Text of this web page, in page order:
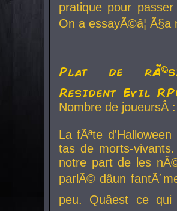
pratique pour
On a essayÃ©â¦
Plat de
Resident Evil
Nombre de
La fÃªte
tas de morts-
notre part de les
parlÃ© dâun
peu. Quâest ce